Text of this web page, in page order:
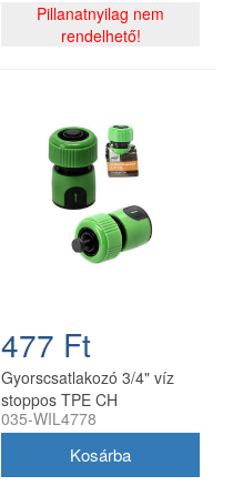
Pillanatnyilag nem
rendelhető!
477 Ft
Gyorscsatlakozó 3/4" víz
stoppos TPE CH
5901292684778
035-WIL4778